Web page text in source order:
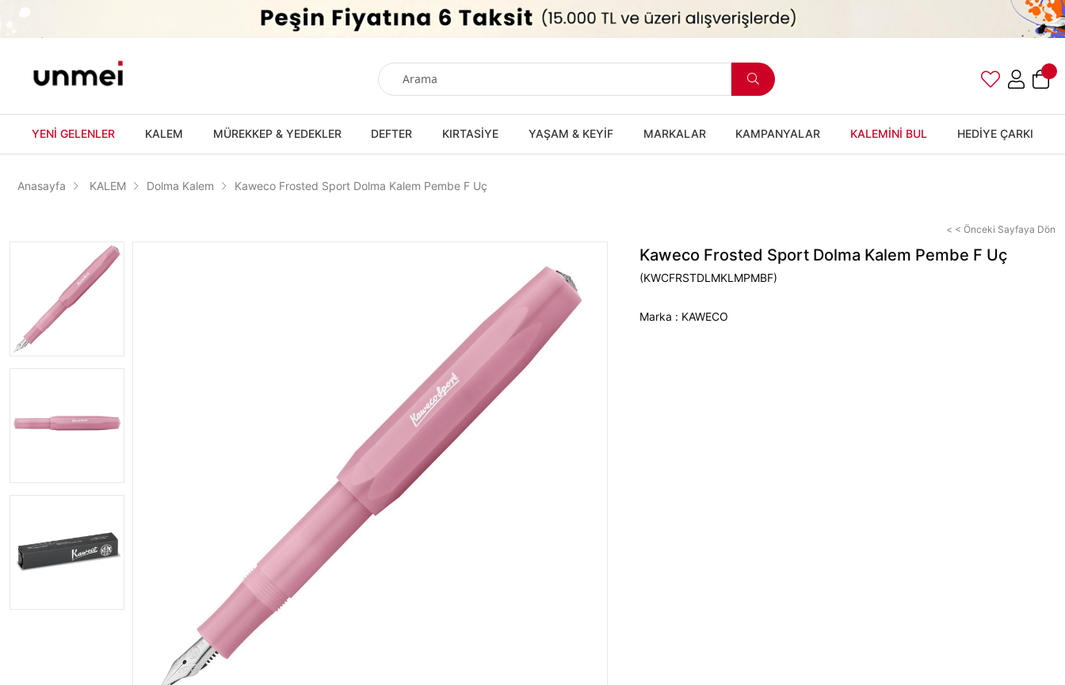
YENİ GELENLER KALEM MÜREKKEP & YEDEKLER DEFTER KIRTASİYE YAŞAM & KEYİF MARKALAR KAMPANYALAR KALEMİNİ BUL HEDİYE ÇARKI
Anasayfa KALEM Dolma Kalem Kaweco Frosted Sport Dolma Kalem Pembe F Uç
< < Önceki Sayfaya Dön
Kaweco Frosted Sport Dolma Kalem Pembe F Uç
(KWCFRSTDLMKLMPMBF)
Marka : KAWECO